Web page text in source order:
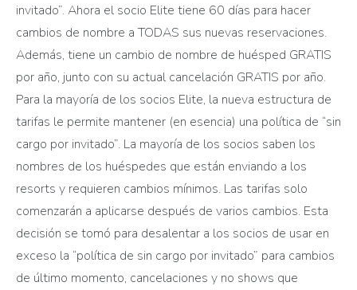
invitado”. Ahora el socio Elite tiene 60 días para hacer
cambios de nombre a TODAS sus nuevas reservaciones.
Además, tiene un cambio de nombre de huésped GRATIS
por año, junto con su actual cancelación GRATIS por año.
Para la mayoría de los socios Elite, la nueva estructura de
tarifas le permite mantener (en esencia) una política de “sin
cargo por invitado”. La mayoría de los socios saben los
nombres de los huéspedes que están enviando a los
resorts y requieren cambios mínimos. Las tarifas solo
comenzarán a aplicarse después de varios cambios. Esta
decisión se tomó para desalentar a los socios de usar en
exceso la “política de sin cargo por invitado” para cambios
de último momento, cancelaciones y no shows que